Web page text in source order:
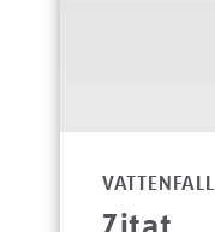
VATTENFALL